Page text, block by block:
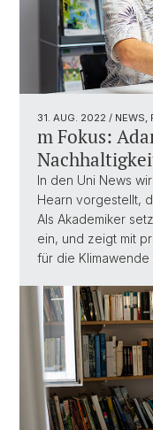
31. AUG. 2022 / NEWS,
m Fokus:
In den Uni News
Hearn vorgestellt,
Als Akademiker
ein, und zeigt mit
für die Klimawende